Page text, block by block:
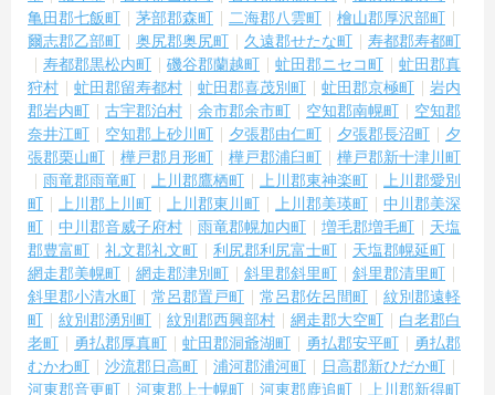
亀田郡七飯町
茅部郡森町 二海郡八雲町
檜山郡厚沢部町
爾志郡乙部町
奥尻郡奥尻町 久遠郡せたな町
寿都郡寿都町
寿都郡黒松内町
磯谷郡蘭越町 虻田郡ニセコ町
虻田郡真
狩村
虻田郡留寿都村 虻田郡喜茂別町 虻田郡京極町
岩内
郡岩内町
古宇郡泊村 余市郡余市町 空知郡南幌町
空知郡
奈井江町
空知郡上砂川町 夕張郡由仁町 夕張郡長沼町
夕
張郡栗山町
樺戸郡月形町 樺戸郡浦臼町
樺戸郡新十津川町
雨竜郡雨竜町
上川郡鷹栖町 上川郡東神楽町
上川郡愛別
町
上川郡上川町 上川郡東川町 上川郡美瑛町
中川郡美深
町
中川郡音威子府村 雨竜郡幌加内町 増毛郡増毛町
天塩
郡豊富町
礼文郡礼文町 利尻郡利尻富士町
天塩郡幌延町
網走郡美幌町
網走郡津別町 斜里郡斜里町
斜里郡清里町
斜里郡小清水町
常呂郡置戸町 常呂郡佐呂間町
紋別郡遠軽
町
紋別郡湧別町 紋別郡西興部村 網走郡大空町
白老郡白
老町
勇払郡厚真町 虻田郡洞爺湖町 勇払郡安平町
勇払郡
むかわ町
沙流郡日高町 浦河郡浦河町
日高郡新ひだか町
河東郡音更町
河東郡上士幌町 河東郡鹿追町
上川郡新得町